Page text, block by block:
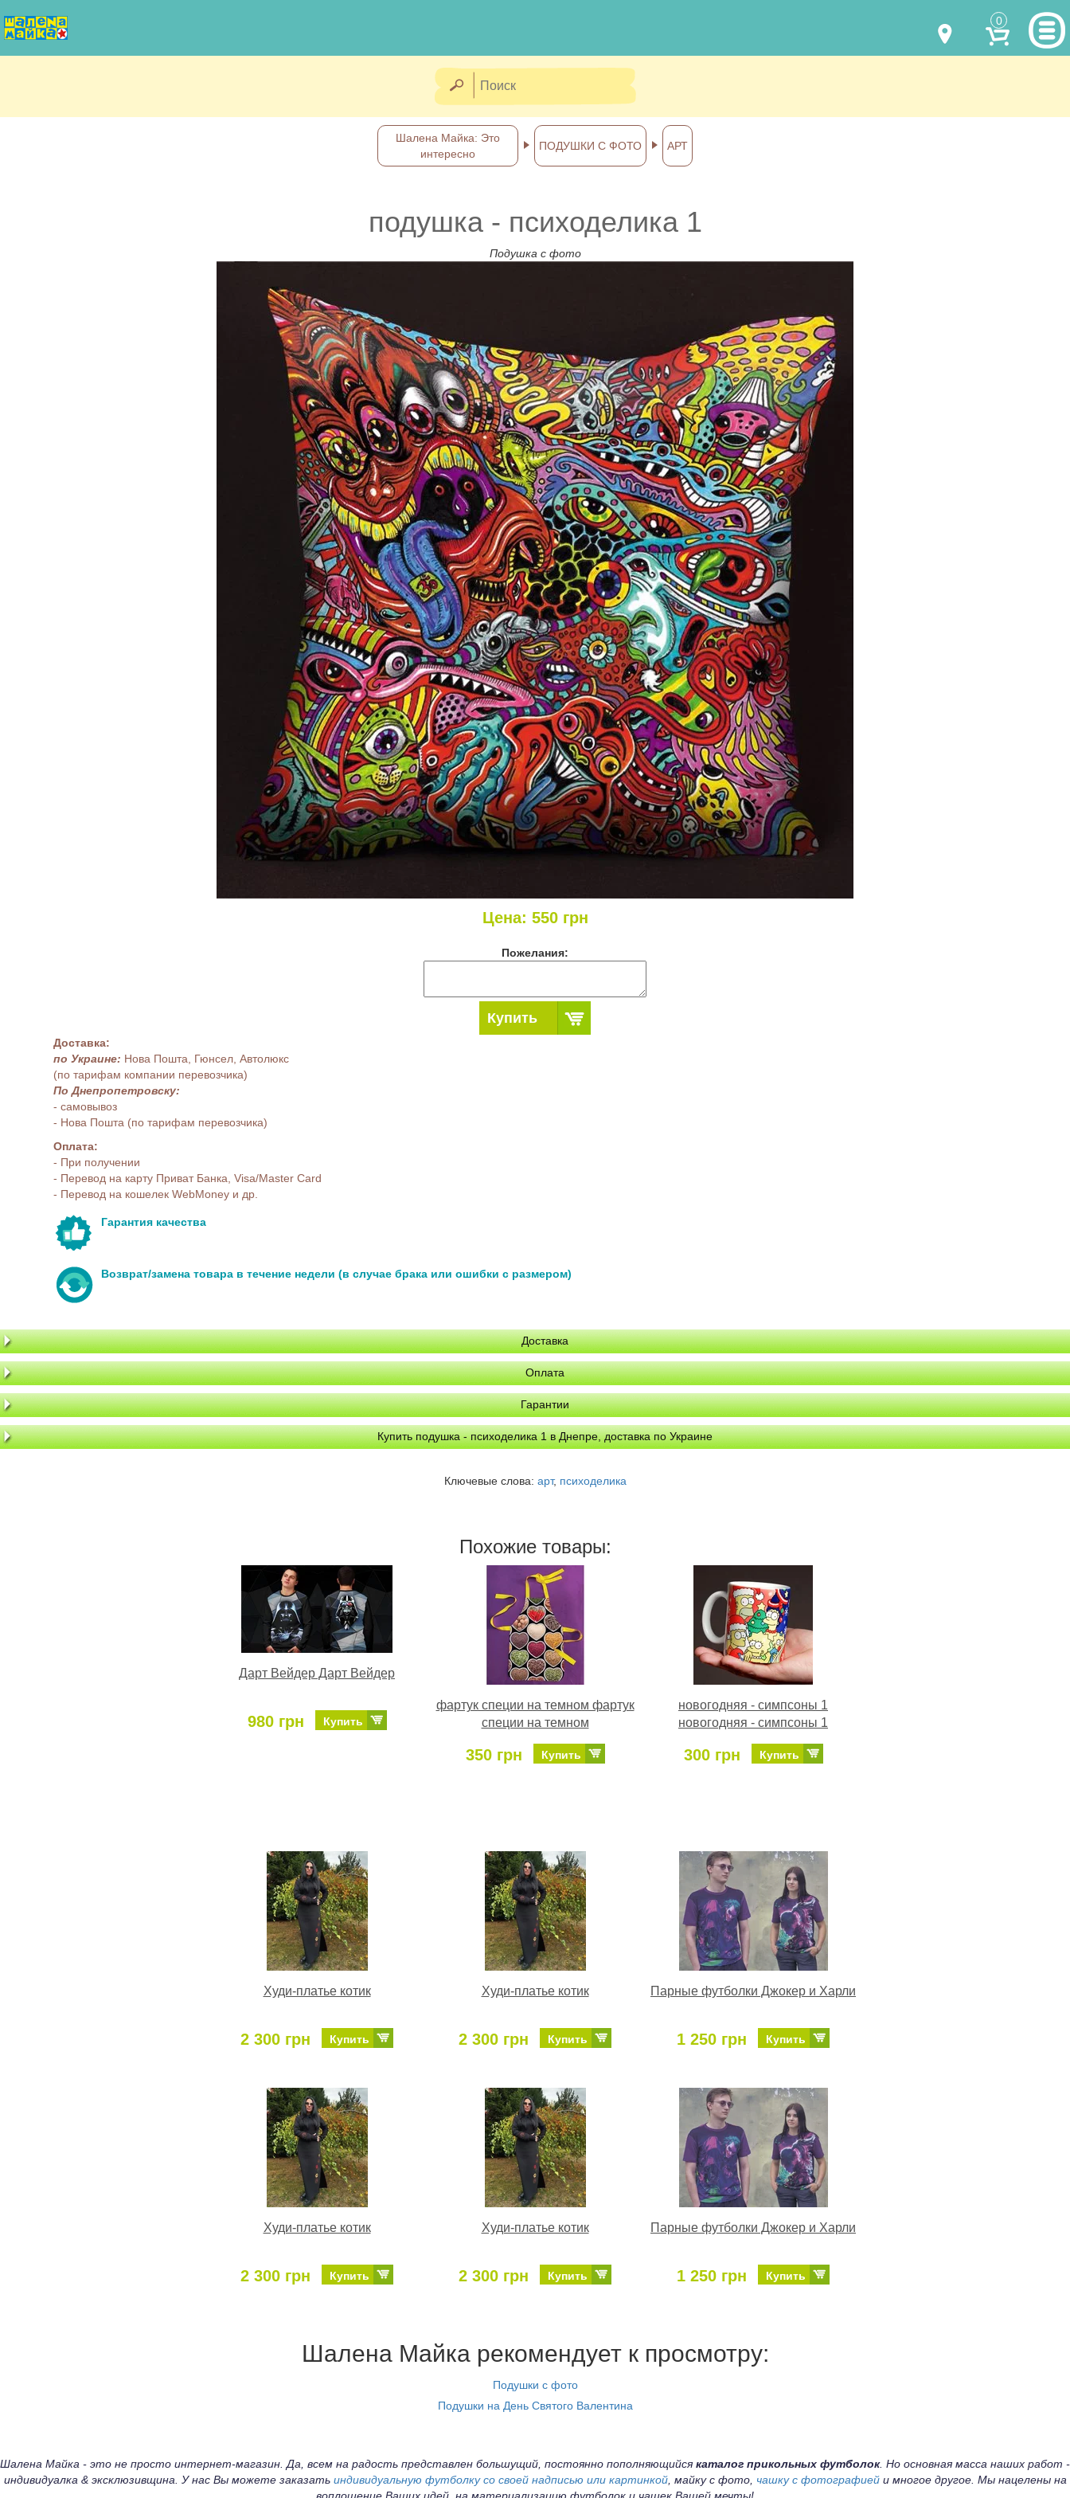
0
Шалена Майка: Это
интересно
ПОДУШКИ С ФОТО АРТ
подушка - психоделика 1
Подушка с фото
Цена: 550грн
Пожелания:
Купить
Доставка:
по Украине: Нова Пошта, Гюнсел, Автолюкс
(по тарифам компании перевозчика)
По Днепропетровску:
- самовывоз
- Нова Пошта (по тарифам перевозчика)
Оплата:
- При получении
- Перевод на карту Приват Банка, Visa/Master Card
- Перевод на кошелек WebMoney и др.
Гарантия качества
Возврат/замена товара в течение недели (в случае брака или ошибки с размером)
Доставка
Оплата
Гарантии
Купить подушка - психоделика 1 в Днепре, доставка по Украине
Ключевые слова: арт, психоделика
Похожие товары:
Дарт Вейдер Дарт Вейдер
980 грн Купить
фартук специи на темном фартук
специи на темном
350 грн Купить
новогодняя - симпсоны 1
новогодняя - симпсоны 1
300 грн Купить
Худи-платье котик
2 300 грн Купить
Худи-платье котик
2 300 грн Купить
Парные футболки Джокер и Харли
1 250 грн Купить
Худи-платье котик
2 300 грн Купить
Худи-платье котик
2 300 грн Купить
Парные футболки Джокер и Харли
1 250 грн Купить
Шалена Майка рекомендует к просмотру:
Подушки с фото
Подушки на День Святого Валентина
Шалена Майка - это не просто интернет-магазин. Да, всем на радость представлен большущий, постоянно пополняющийся каталог прикольных футболок. Но основная масса наших работ -
индивидуалка & эксклюзивщина. У нас Вы можете заказать индивидуальную футболку со своей надписью или картинкой, майку с фото, чашку с фотографиейи многое другое. Мы нацелены на